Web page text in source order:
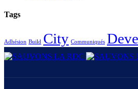
Tags
Adhésion Build City Communiqués